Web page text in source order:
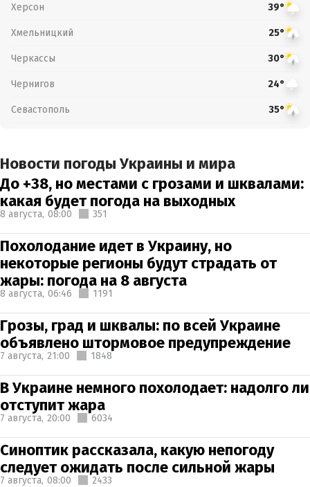
Херсон 39°
Хмельницкий 25°
Черкассы 30°
Чернигов 24°
Севастополь 35°
Новости погоды Украины и мира
До +38, но местами с грозами и шквалами:
какая будет погода на выходных
8 августа, 08:00 351
Похолодание идет в Украину, но
некоторые регионы будут страдать от
жары: погода на 8 августа
8 августа, 06:46 1191
Грозы, град и шквалы: по всей Украине
объявлено штормовое предупреждение
7 августа, 21:00 1848
В Украине немного похолодает: надолго ли
отступит жара
7 августа, 20:00 6034
Синоптик рассказала, какую непогоду
следует ожидать после сильной жары
7 августа, 08:00 2433